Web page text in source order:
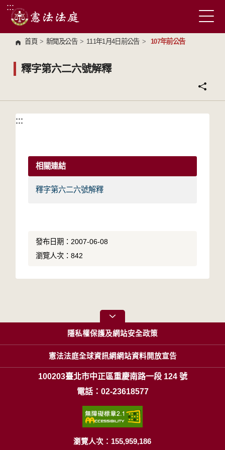
跳到主要內容區塊
:::
首頁 > 新聞及公告 > 111年1月4日前公告 > 107年前公告
釋字第六二六號解釋
:::
:::
相關連結
釋字第六二六號解釋
發布日期：2007-06-08
瀏覽人次：842
隱私權保護及網站安全政策
憲法法庭全球資訊網網站資料開放宣告
100203臺北市中正區重慶南路一段 124 號
電話：02-23618577
瀏覽人次：155,959,186